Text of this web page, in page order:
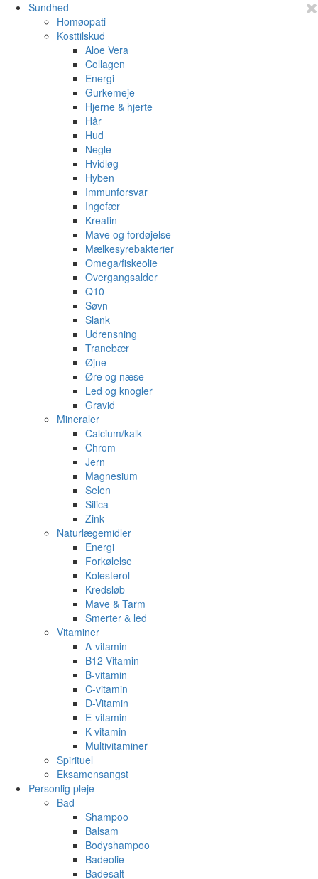
Sundhed
Homøopati
Kosttilskud
Aloe Vera
Collagen
Energi
Gurkemeje
Hjerne & hjerte
Hår
Hud
Negle
Hvidløg
Hyben
Immunforsvar
Ingefær
Kreatin
Mave og fordøjelse
Mælkesyrebakterier
Omega/fiskeolie
Overgangsalder
Q10
Søvn
Slank
Udrensning
Tranebær
Øjne
Øre og næse
Led og knogler
Gravid
Mineraler
Calcium/kalk
Chrom
Jern
Magnesium
Selen
Silica
Zink
Naturlægemidler
Energi
Forkølelse
Kolesterol
Kredsløb
Mave & Tarm
Smerter & led
Vitaminer
A-vitamin
B12-Vitamin
B-vitamin
C-vitamin
D-Vitamin
E-vitamin
K-vitamin
Multivitaminer
Spirituel
Eksamensangst
Personlig pleje
Bad
Shampoo
Balsam
Bodyshampoo
Badeolie
Badesalt